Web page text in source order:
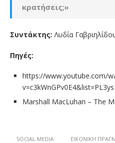
κρατήσεις;»
Συντάκτης: Λυδία
Πηγές:
https://www.youtube.com/
Marshall MacLuhan – The
SOCIAL MEDIA ΕΙΚΟΝΙΚΉ